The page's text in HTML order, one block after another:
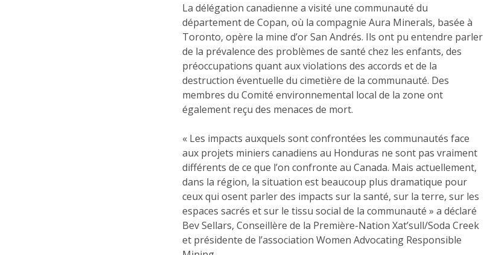
La délégation canadienne a visité une communauté du
département de Copan, où la compagnie Aura Minerals, basée à
Toronto, opère la mine d’or San Andrés. Ils ont pu entendre parler
de la prévalence des problèmes de santé chez les enfants, des
préoccupations quant aux violations des accords et de la
destruction éventuelle du cimetière de la communauté. Des
membres du Comité environnemental local de la zone ont
également reçu des menaces de mort.
« Les impacts auxquels sont confrontées les communautés face
aux projets miniers canadiens au Honduras ne sont pas vraiment
différents de ce que l’on confronte au Canada. Mais actuellement,
dans la région, la situation est beaucoup plus dramatique pour
ceux qui osent parler des impacts sur la santé, sur la terre, sur les
espaces sacrés et sur le tissu social de la communauté » a déclaré
Bev Sellars, Conseillère de la Première-Nation Xat’sull/Soda Creek
et présidente de l’association Women Advocating Responsible